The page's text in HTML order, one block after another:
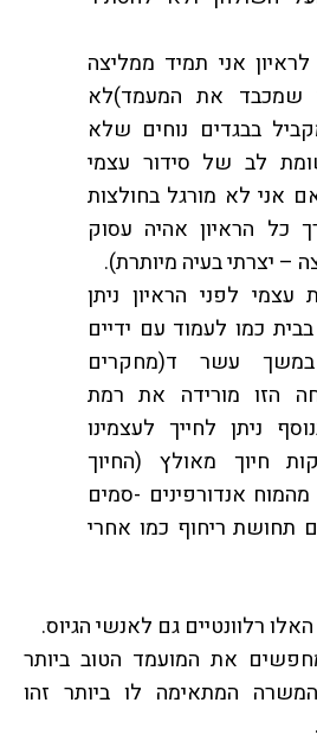
אני תמיד ממליצה
שמכבד את המעמד)לא
בבגדים נוחים שלא
לב של סידור עצמי
אני לא מורגל בחולצות
כל הראיון אהיה עסוק
– יצרתי בעיה מיותרת).
עצמי לפני הראיון ניתן
כמו לעמוד עם ידיים
במשך עשר ד(מחקרים
הזו מורידה את רמת
ניתן לחייך לעצמינו
חיוך מאולץ (החיוך
אנדורפינים -סמים
תחושת ריחוף כמו אחרי
רלוונטיים גם לאנשי הגיוס.
את המועמד הטוב ביותר
המתאימה לו ביותר זהו